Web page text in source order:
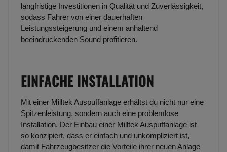
langfristige Investitionen in Qualität und Zuverlässigkeit,
sodass Fahrer von einer dauerhaften
Leistungssteigerung und einem anhaltend
beeindruckenden Sound profitieren.
EINFACHE INSTALLATION
Mit einer Milltek Auspuffanlage erhältst du nicht nur eine
Spitzenleistung, sondern auch eine problemlose
Installation. Der Einbau einer Milltek Auspuffanlage ist
so konzipiert, dass er einfach und unkompliziert ist,
damit Fahrzeugbesitzer die Vorteile ihrer neuen Anlage